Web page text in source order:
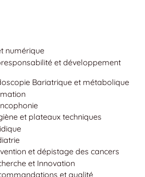
numérique
et développement
Bariatrique et métabolique
et plateaux techniques
et dépistage des cancers
et Innovation
et qualité